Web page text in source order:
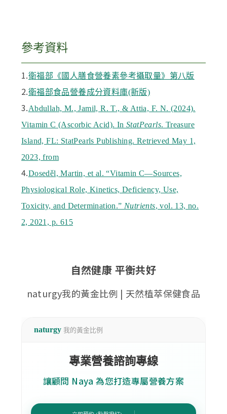
參考資料
1.衛福部《國人膳食營養素參考攝取量》第八版
2.衛福部食品營養成分資料庫(新版)
3.Abdullah, M., Jamil, R. T., & Attia, F. N. (2024).
Vitamin C (Ascorbic Acid). In StatPearls. Treasure
Island, FL: StatPearls Publishing. Retrieved May 1,
2023, from
4.Doseděl, Martin, et al. “Vitamin C—Sources,
Physiological Role, Kinetics, Deficiency, Use,
Toxicity, and Determination.” Nutrients, vol. 13, no.
2, 2021, p. 615
自然健康 平衡共好
naturgy我的黃金比例 | 天然植萃保健食品
naturgy 我的黃金比例
專業營養諮詢專線
讓顧問 Naya 為您打造專屬營養方案